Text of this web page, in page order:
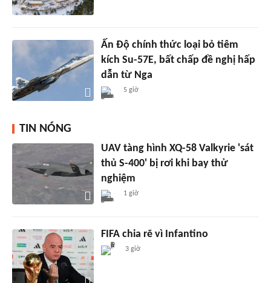
Ấn Độ chính thức loại bỏ tiêm
kích Su-57E, bất chấp đề nghị hấp
dẫn từ Nga
5 giờ
TIN NÓNG
UAV tàng hình XQ-58 Valkyrie 'sát
thủ S-400' bị rơi khi bay thử
nghiệm
1 giờ
FIFA chia rẽ vì Infantino
3 giờ